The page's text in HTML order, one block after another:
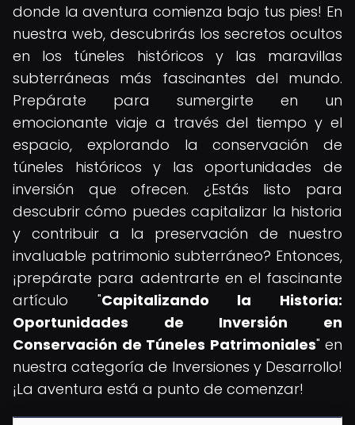
donde la aventura comienza bajo tus pies! En
nuestra web, descubrirás los secretos ocultos
en los túneles históricos y las maravillas
subterráneas más fascinantes del mundo.
Prepárate para sumergirte en un
emocionante viaje a través del tiempo y el
espacio, explorando la conservación de
túneles históricos y las oportunidades de
inversión que ofrecen. ¿Estás listo para
descubrir cómo puedes capitalizar la historia
y contribuir a la preservación de nuestro
invaluable patrimonio subterráneo? Entonces,
¡prepárate para adentrarte en el fascinante
artículo "Capitalizando la Historia:
Oportunidades de Inversión en
Conservación de Túneles Patrimoniales" en
nuestra categoría de Inversiones y Desarrollo!
¡La aventura está a punto de comenzar!